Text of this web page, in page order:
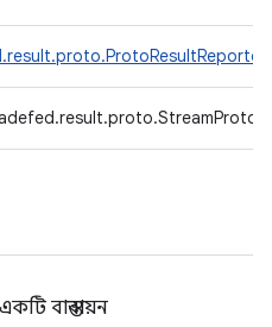
বাস্তবায়ন